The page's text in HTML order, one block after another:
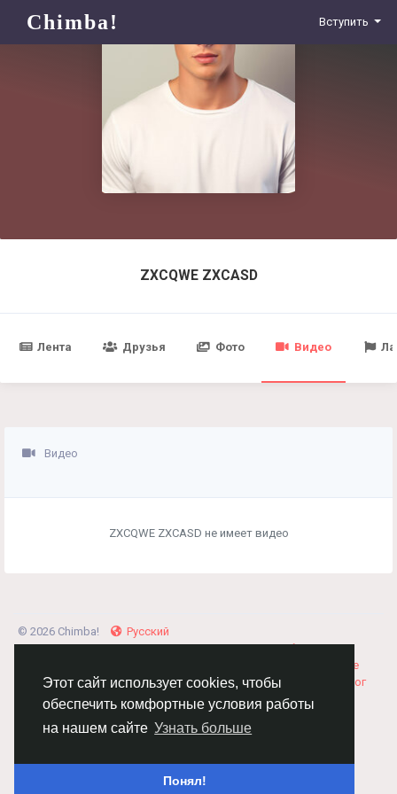
Этот сайт использует cookies, чтобы
обеспечить комфортные условия работы
на нашем сайте Узнать больше
Понял!
Chimba! Вступить
ZXCQWE ZXCASD
Лента Друзья Фото Видео
Видео
ZXCQWE ZXCASD не имеет видео
© 2026 Chimba!
Русский
Правила размещения и покупки товаров
Как добавить
Соглашение
Политика Конфиденциальности
Свяжитесь с нами Каталог